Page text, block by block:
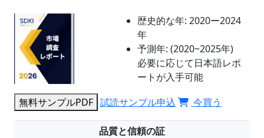
歴史的な年: 2020ー2024
年
予測年: (2020~2025年)
必要に応じて日本語レポ
ートが入手可能
無料サンプルPDF 試読サンプル申込 今買う
品質と信頼の証